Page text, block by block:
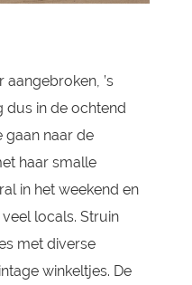
aangebroken, ’s
dus in de ochtend
gaan naar de
haar smalle
in het weekend en
locals. Struin
met diverse
winkeltjes. De